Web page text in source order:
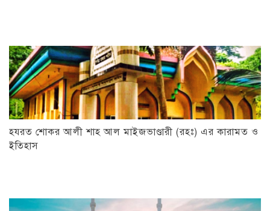
হযরত শোকর আলী শাহ আল মাইজভাণ্ডারী (রহঃ) এর কারামত ও
ইতিহাস